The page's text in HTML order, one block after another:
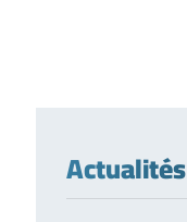
Actualités